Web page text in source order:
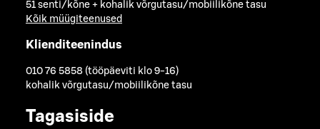
51 senti/kõne + kohalik võrgutasu/mobiilikõne tasu
Kõik müügiteenused
Klienditeenindus
010 76 5858 (tööpäeviti klo 9-16)
kohalik võrgutasu/mobiilikõne tasu
Tagasiside